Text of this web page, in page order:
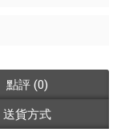
點評 (0)
送貨方式